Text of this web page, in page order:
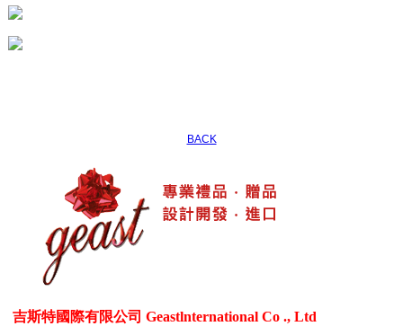
BACK
吉斯特國際有限公司 Geastlnternational Co ., Ltd